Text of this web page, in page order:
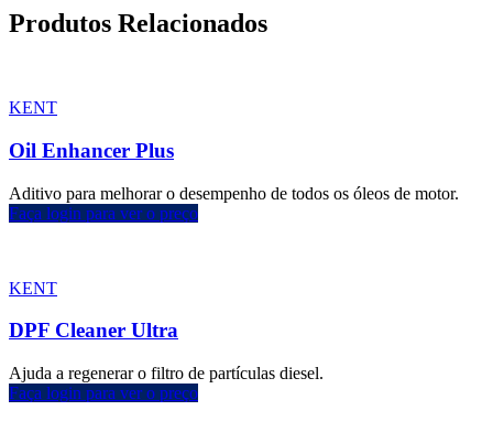
Produtos Relacionados
KENT
Oil Enhancer Plus
Aditivo para melhorar o desempenho de todos os óleos de motor.
Faça login para ver o preço
KENT
DPF Cleaner Ultra
Ajuda a regenerar o filtro de partículas diesel.
Faça login para ver o preço